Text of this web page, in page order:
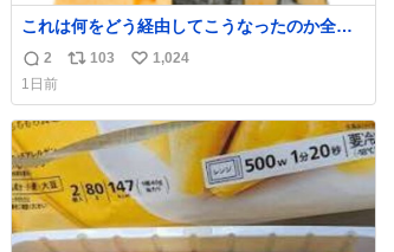
これは何をどう経由してこうなったのか全く
わからない構造のすしざんまいの玉子
返
信
数
2
リ
ス
ト
103
い
ね
数
1,024
1日前